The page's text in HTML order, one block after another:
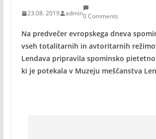
23.08. 2019 admin0 Comments
Na predvečer evropskega dneva
vseh totalitarnih in avtoritarnih
Lendava pripravila spominsko
ki je potekala v Muzeju meščanstva